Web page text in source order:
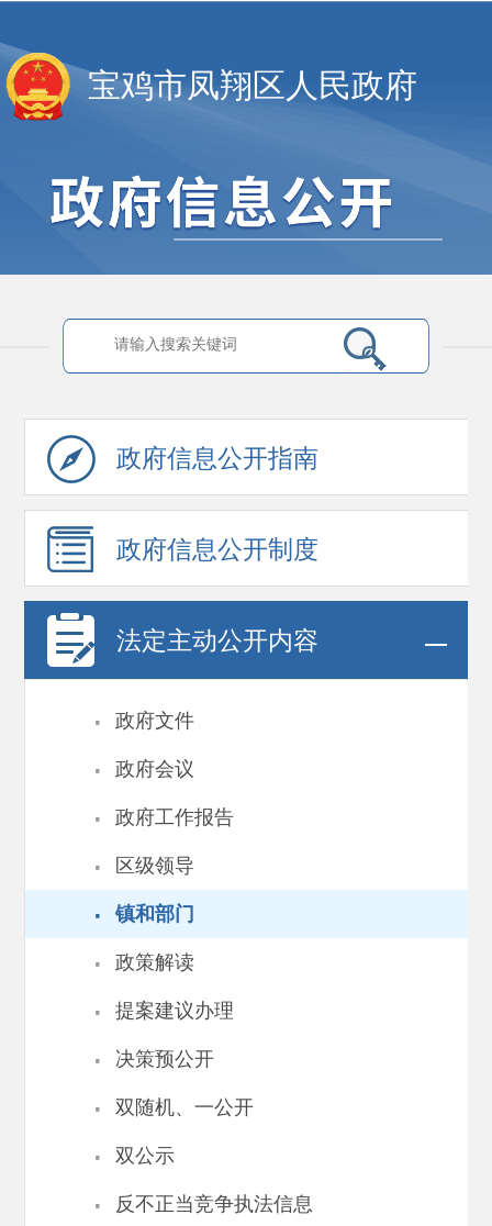
宝鸡市凤翔区人民政府
政府信息公开指南
政府信息公开制度
法定主动公开内容
· 政府文件
· 政府会议
· 政府工作报告
· 区级领导
· 镇和部门
· 政策解读
· 提案建议办理
· 决策预公开
· 双随机、一公开
· 双公示
· 反不正当竞争执法信息